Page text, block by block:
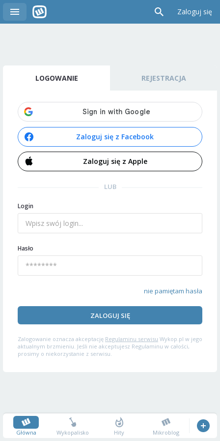
Zaloguj się
LOGOWANIE REJESTRACJA
Zaloguj się z Facebook
Zaloguj się z Apple
LUB
Login
Hasło
nie pamiętam hasła
ZALOGUJ SIĘ
Zalogowanie oznacza akceptację Regulaminu serwisu Wykop.pl w jego
aktualnym brzmieniu. Jeśli nie akceptujesz Regulaminu w całości,
prosimy o niekorzystanie z serwisu.
Główna Wykopalisko Hity Mikroblog